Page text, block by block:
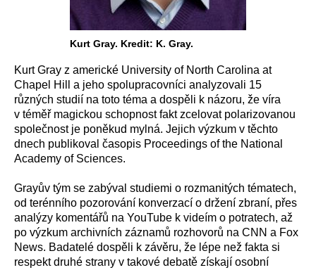
Kurt Gray. Kredit: K. Gray.
Kurt Gray z americké University of North Carolina at
Chapel Hill a jeho spolupracovníci analyzovali 15
různých studií na toto téma a dospěli k názoru, že víra
v téměř magickou schopnost fakt zcelovat polarizovanou
společnost je poněkud mylná. Jejich výzkum v těchto
dnech publikoval časopis Proceedings of the National
Academy of Sciences.
Grayův tým se zabýval studiemi o rozmanitých tématech,
od terénního pozorování konverzací o držení zbraní, přes
analýzy komentářů na YouTube k videím o potratech, až
po výzkum archivních záznamů rozhovorů na CNN a Fox
News. Badatelé dospěli k závěru, že lépe než fakta si
respekt druhé strany v takové debatě získají osobní